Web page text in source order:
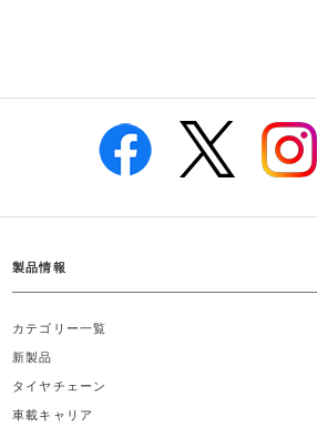
製品情報
カテゴリー一覧
新製品
タイヤチェーン
車載キャリア